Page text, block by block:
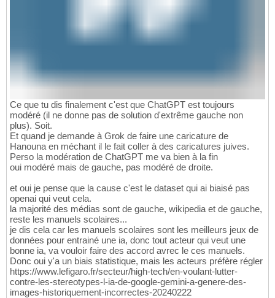
Ce que tu dis finalement c'est que ChatGPT est toujours
modéré (il ne donne pas de solution d'extrême gauche non
plus). Soit.
Et quand je demande à Grok de faire une caricature de
Hanouna en méchant il le fait coller à des caricatures juives.
Perso la modération de ChatGPT me va bien à la fin
oui modéré mais de gauche, pas modéré de droite.
et oui je pense que la cause c'est le dataset qui ai biaisé pas
openai qui veut cela.
la majorité des médias sont de gauche, wikipedia et de gauche,
reste les manuels scolaires...
je dis cela car les manuels scolaires sont les meilleurs jeux de
données pour entrainé une ia, donc tout acteur qui veut une
bonne ia, va vouloir faire des accord avrec le ces manuels.
Donc oui y'a un biais statistique, mais les acteurs préfère régler
https://www.lefigaro.fr/secteur/high-tech/en-voulant-lutter-
contre-les-stereotypes-l-ia-de-google-gemini-a-genere-des-
images-historiquement-incorrectes-20240222